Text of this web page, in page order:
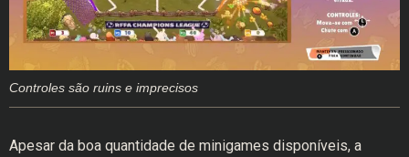
Controles são ruins e imprecisos
Apesar da boa quantidade de minigames disponíveis, a